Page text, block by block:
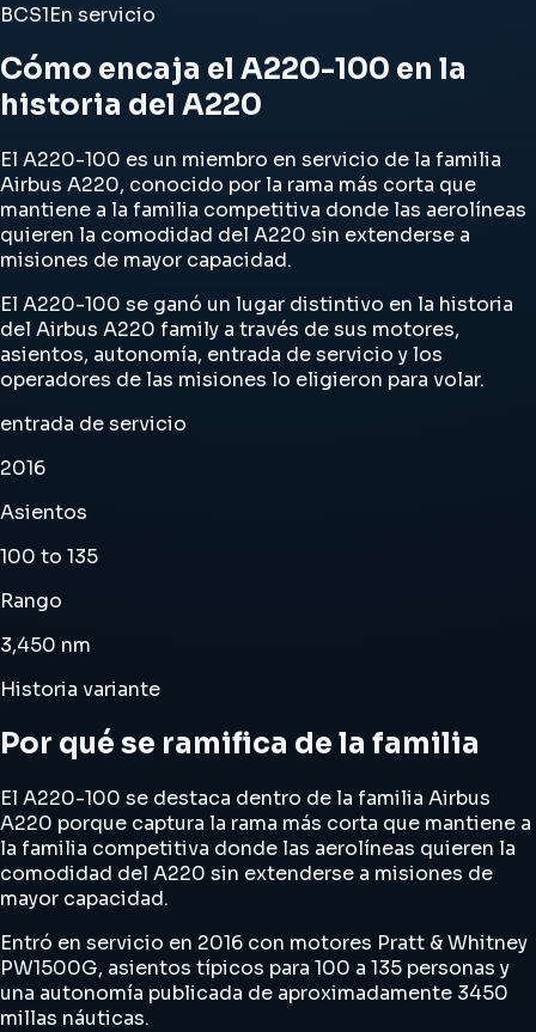
BCS1En servicio
Cómo encaja el A220-100 en la
historia del A220
El A220-100 es un miembro en servicio de la familia
Airbus A220, conocido por la rama más corta que
mantiene a la familia competitiva donde las aerolíneas
quieren la comodidad del A220 sin extenderse a
misiones de mayor capacidad.
El A220-100 se ganó un lugar distintivo en la historia
del Airbus A220 family a través de sus motores,
asientos, autonomía, entrada de servicio y los
operadores de las misiones lo eligieron para volar.
entrada de servicio
2016
Asientos
100 to 135
Rango
3,450 nm
Historia variante
Por qué se ramifica de la familia
El A220-100 se destaca dentro de la familia Airbus
A220 porque captura la rama más corta que mantiene a
la familia competitiva donde las aerolíneas quieren la
comodidad del A220 sin extenderse a misiones de
mayor capacidad.
Entró en servicio en 2016 con motores Pratt & Whitney
PW1500G, asientos típicos para 100 a 135 personas y
una autonomía publicada de aproximadamente 3450
millas náuticas.